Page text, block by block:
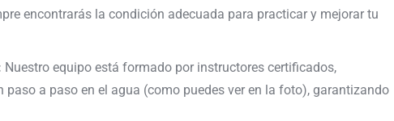
encontrarás la condición adecuada para practicar y mejorar tu
Nuestro equipo está formado por instructores certificados,
a paso en el agua (como puedes ver en la foto), garantizando